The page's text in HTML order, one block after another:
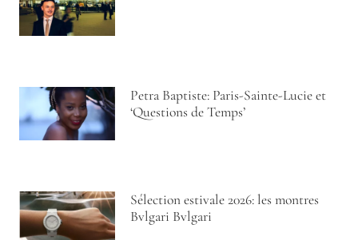
Petra Baptiste: Paris-Sainte-Lucie et
‘Questions de Temps’
Sélection estivale 2026: les montres
Bvlgari Bvlgari